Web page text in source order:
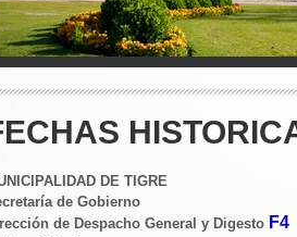
DE TIGRE
de Gobierno
de Despacho General y Digesto F4